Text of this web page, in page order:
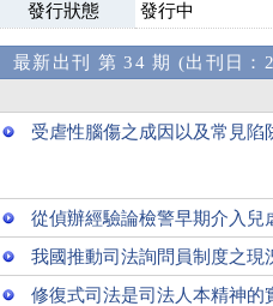
發行狀態
發行中
最新出刊 第 34 期 (出刊日：
受虐性腦傷之成因以及常見陷
從偵辦經驗論檢警早期介入兒
我國推動司法詢問員制度之現
修復式司法是司法人本精神的